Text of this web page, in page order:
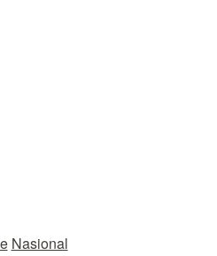
Nasional